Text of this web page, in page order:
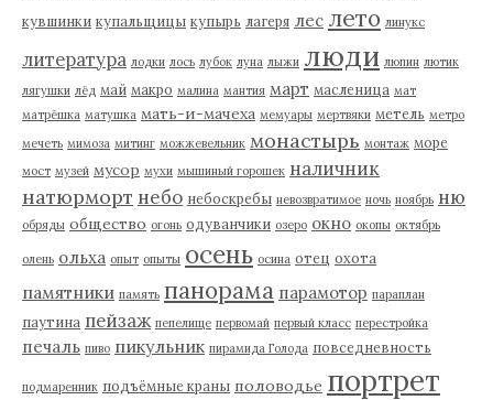
кувшинки купальщицы купырь лагеря лес лето линукс
литература лодки лось лубок луна лыжи люди люпин лютик
лягушки лёд май макро малина мантия март масленица мат
матрёшка матушка мать-и-мачеха мемуары мертвяки метель метро
мечеть мимоза митинг можжевельник монастырь монтаж море
мост музей мусор мухи мышиный горошек наличник
натюрморт небо небоскребы невозвратимое ночь ноябрь ню
обряды общество огонь одуванчики озеро окно окопы октябрь
олень ольха опыт опыты осень осина отец охота
памятники память панорама парамотор параплан
паутина пейзаж пепелище первомай первый класс перестройка
печаль пиво пикульник пирамида Голода повседневность
подмаренник подъёмные краны половодье портрет